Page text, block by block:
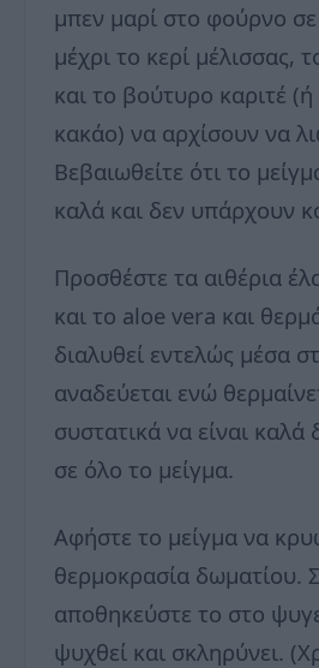
μπεν μαρί στο φούρνο
μέχρι το κερί μέλισσας,
και το βούτυρο καριτέ
κακάο) να αρχίσουν να
Βεβαιωθείτε ότι το
καλά και δεν υπάρχουν
Προσθέστε τα αιθέρια
και το aloe vera και
διαλυθεί εντελώς μέσα
αναδεύεται ενώ
συστατικά να είναι καλά
σε όλο το μείγμα.
Αφήστε το μείγμα να
θερμοκρασία δωματίου.
αποθηκεύστε το στο
ψυχθεί και σκληρύνει.